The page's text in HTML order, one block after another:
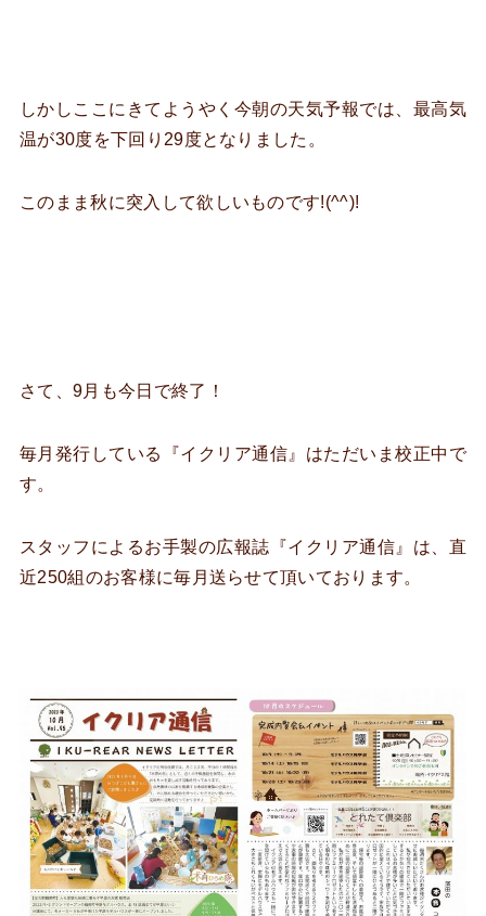
しかしここにきてようやく今朝の天気予報では、最高気
温が30度を下回り29度となりました。
このまま秋に突入して欲しいものです!(^^)!
さて、9月も今日で終了！
毎月発行している『イクリア通信』はただいま校正中で
す。
スタッフによるお手製の広報誌『イクリア通信』は、直
近250組のお客様に毎月送らせて頂いております。